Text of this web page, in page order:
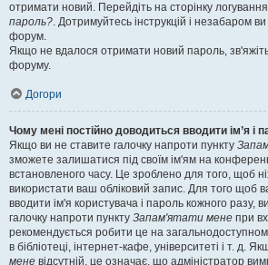
отримати новий. Перейдіть на сторінку
пароль?. Дотримуйтесь інструкцій і незабаром
форум.
Якщо не вдалося отримати новий пароль,
форуму.
Догори
Чому мені постійно доводиться вводити ім’я і
Якщо ви не ставите галочку напроти пункту
зможете залишатися під своїм ім'ям на
встановленого часу. Це зроблено для того, щоб
використати ваш обліковий запис. Для того щоб
вводити ім'я користувача і пароль кожного разу,
галочку напроти пункту Запам'ятати мене при
рекомендується робити це на
в бібліотеці, інтернет-кафе, університеті і т. д.
мене відсутній, це означає, що адміністратор